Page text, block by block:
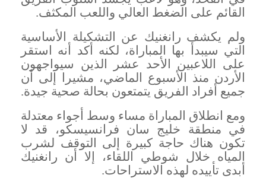
القائم على الضغط العالي واللعب المكثف.
ولم يكشف رانغنيك عن التشكيلة الأساسية
التي سيبدأ بها المباراة، لكنه أكد أنه استقر
على اللاعبين الأحد عشر الذين سيواجهون
الأردن منذ الأسبوع الماضي، مشيرا إلى أن
جميع أفراد الفريق يتمتعون بحالة صحية جيدة.
ومع انطلاق المباراة مساء وسط أجواء معتدلة
في منطقة خليج سان فرانسيسكو، قد لا
تكون هناك حاجة كبيرة إلى التوقف لشرب
المياه خلال شوطي اللقاء، إلا أن رانغنيك
أبدى تأييده لهذه الاستراحات.